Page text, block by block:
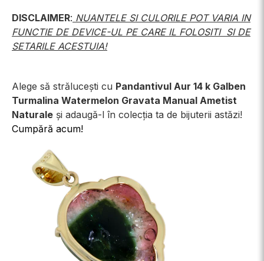
DISCLAIMER: NUANTELE SI CULORILE POT VARIA IN
FUNCTIE DE DEVICE-UL PE CARE IL FOLOSITI SI DE
SETARILE ACESTUIA!
Alege să strălucești cu Pandantivul Aur 14 k Galben
Turmalina Watermelon Gravata Manual Ametist
Naturale și adaugă-l în colecția ta de bijuterii astăzi!
Cumpără acum!